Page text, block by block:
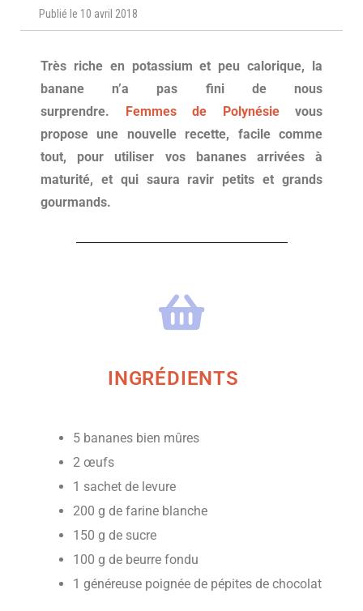
Publié le 10 avril 2018
Très riche en potassium et peu calorique, la
banane n’a pas fini de nous
surprendre. Femmes de Polynésievous
propose une nouvelle recette, facile comme
tout, pour utiliser vos bananes arrivées à
maturité, et qui saura ravir petits et grands
gourmands.
INGRÉDIENTS
5 bananes bien mûres
2 œufs
1 sachet de levure
200 g de farine blanche
150 g de sucre
100 g de beurre fondu
1 généreuse poignée de pépites de chocolat